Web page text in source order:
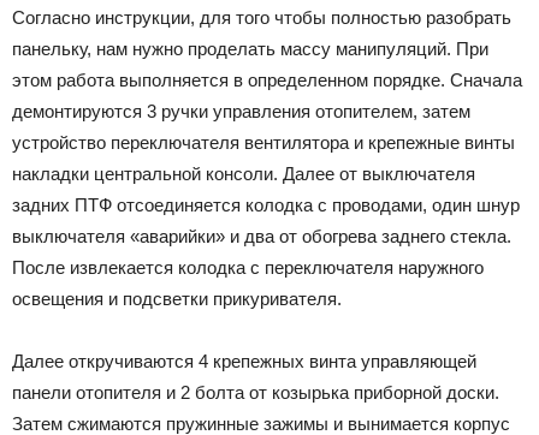
Согласно инструкции, для того чтобы полностью разобрать
панельку, нам нужно проделать массу манипуляций. При
этом работа выполняется в определенном порядке. Сначала
демонтируются 3 ручки управления отопителем, затем
устройство переключателя вентилятора и крепежные винты
накладки центральной консоли. Далее от выключателя
задних ПТФ отсоединяется колодка с проводами, один шнур
выключателя «аварийки» и два от обогрева заднего стекла.
После извлекается колодка с переключателя наружного
освещения и подсветки прикуривателя.
Далее откручиваются 4 крепежных винта управляющей
панели отопителя и 2 болта от козырька приборной доски.
Затем сжимаются пружинные зажимы и вынимается корпус